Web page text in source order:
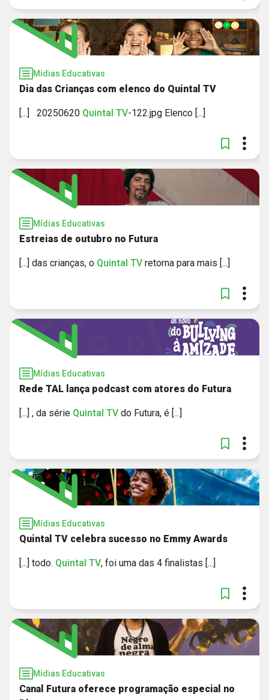
Mídias Educativas
Dia das Crianças com elenco do Quintal TV
[...] 20250620 Quintal TV-122.jpg Elenco [...]
Mídias Educativas
Estreias de outubro no Futura
[...] das crianças, o Quintal TVretorna para mais [...]
Mídias Educativas
Rede TAL lança podcast com atores do Futura
[...] , da série Quintal TVdo Futura, é [...]
Mídias Educativas
Quintal TV celebra sucesso no Emmy Awards
[...] todo. Quintal TV, foi uma das 4 finalistas [...]
Mídias Educativas
Canal Futura oferece programação especial no